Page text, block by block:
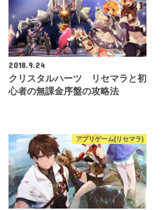
2018.9.24
クリスタルハーツ リセマラと初
心者の無課金序盤の攻略法
アプリゲーム(リセマラ)